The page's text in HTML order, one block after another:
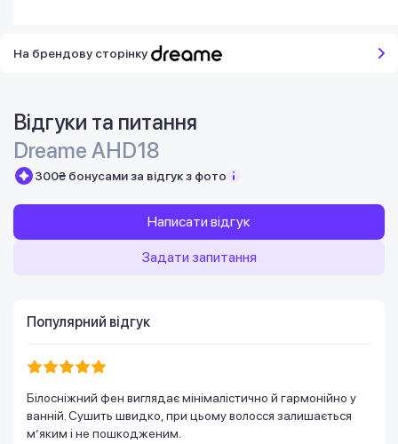
На брендову сторінку
Відгуки та питання
Dreame AHD18
300₴ бонусами за відгук з фото
Написати відгук
Задати запитання
Популярний відгук
Білосніжний фен виглядає мінімалістично й гармонійно у
ванній. Сушить швидко, при цьому волосся залишається
м’яким і не пошкодженим.